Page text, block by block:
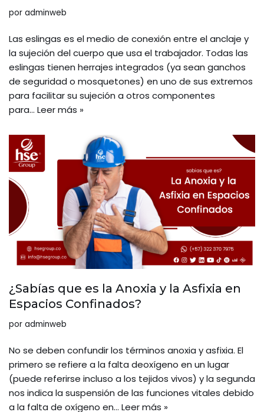
por adminweb
Las eslingas es el medio de conexión entre el anclaje y
la sujeción del cuerpo que usa el trabajador. Todas las
eslingas tienen herrajes integrados (ya sean ganchos
de seguridad o mosquetones) en uno de sus extremos
para facilitar su sujeción a otros componentes
para… Leer más »
¿Sabías que es la Anoxia y la Asfixia en
Espacios Confinados?
por adminweb
No se deben confundir los términos anoxia y asfixia. El
primero se refiere a la falta deoxígeno en un lugar
(puede referirse incluso a los tejidos vivos) y la segunda
nos indica la suspensión de las funciones vitales debido
a la falta de oxígeno en… Leer más »